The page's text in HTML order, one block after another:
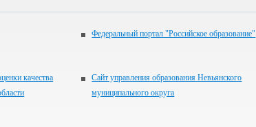
Федеральный портал "Российское образование"
качества
Сайт управления образования Невьянского
муниципального округа